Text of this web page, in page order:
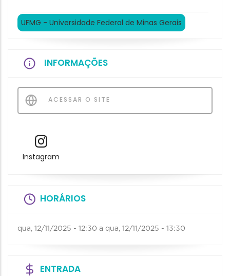
UFMG - Universidade Federal de Minas Gerais
INFORMAÇÕES
ACESSAR O SITE
Instagram
HORÁRIOS
qua, 12/11/2025 - 12:30 a qua, 12/11/2025 - 13:30
ENTRADA